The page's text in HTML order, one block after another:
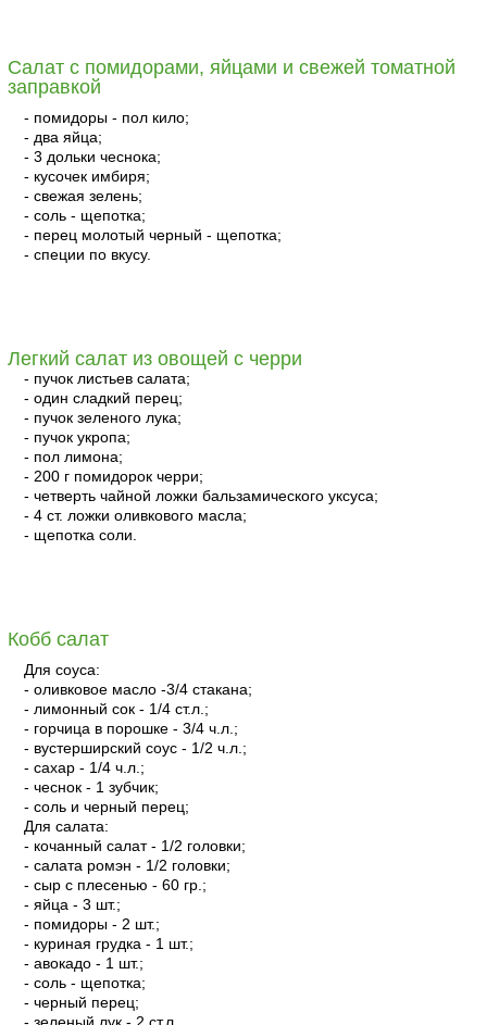
Салат с помидорами, яйцами и свежей томатной
заправкой
- помидоры - пол кило;
- два яйца;
- 3 дольки чеснока;
- кусочек имбиря;
- свежая зелень;
- соль - щепотка;
- перец молотый черный - щепотка;
- специи по вкусу.
Легкий салат из овощей с черри
- пучок листьев салата;
- один сладкий перец;
- пучок зеленого лука;
- пучок укропа;
- пол лимона;
- 200 г помидорок черри;
- четверть чайной ложки бальзамического уксуса;
- 4 ст. ложки оливкового масла;
- щепотка соли.
Кобб салат
Для соуса:
- оливковое масло -3/4 стакана;
- лимонный сок - 1/4 ст.л.;
- горчица в порошке - 3/4 ч.л.;
- вустерширский соус - 1/2 ч.л.;
- сахар - 1/4 ч.л.;
- чеснок - 1 зубчик;
- соль и черный перец;
Для салата:
- кочанный салат - 1/2 головки;
- салата ромэн - 1/2 головки;
- сыр с плесенью - 60 гр.;
- яйца - 3 шт.;
- помидоры - 2 шт.;
- куриная грудка - 1 шт.;
- авокадо - 1 шт.;
- соль - щепотка;
- черный перец;